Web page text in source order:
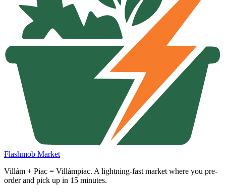
Flashmob Market
Villám + Piac = Villámpiac. A lightning-fast market where you pre-
order and pick up in 15 minutes.